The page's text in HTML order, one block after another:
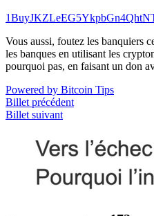
Vous aussi, foutez les banquiers
les banques en utilisant les
pourquoi pas, en faisant un don
Powered by Bitcoin Tips
Billet précédent
Billet suivant